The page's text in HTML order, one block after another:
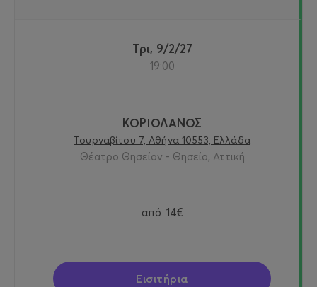
Τρι, 9/2/27
19:00
ΚΟΡΙΟΛΑΝΟΣ
Τουρναβίτου 7, Αθήνα 10553, Ελλάδα
Θέατρο Θησείον - Θησείο, Αττική
από 14€
Εισιτήρια